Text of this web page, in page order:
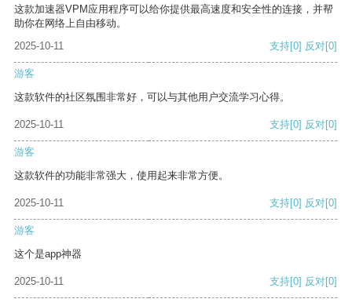
这款加速器VPM应用程序可以给你提供最高速度和安全性的连接，并帮
助你在网络上自由移动。
2025-10-11
支持[0] 反对[0]
游客
这款软件的社区氛围非常好，可以与其他用户交流学习心得。
2025-10-11 支持[0] 反对[0]
游客
这款软件的功能非常强大，使用起来非常方便。
2025-10-11 支持[0] 反对[0]
游客
这个是app神器
2025-10-11 支持[0] 反对[0]